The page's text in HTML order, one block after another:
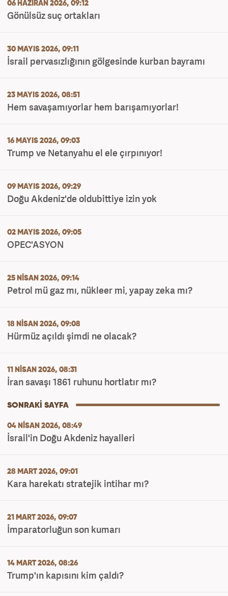
06 HAZIRAN 2026, 09:12
Gönülsüz suç ortakları
30 MAYIS 2026, 09:11
İsrail pervasızlığının gölgesinde kurban bayramı ​
23 MAYIS 2026, 08:51
Hem savaşamıyorlar hem barışamıyorlar!
16 MAYIS 2026, 09:03
Trump ve Netanyahu el ele çırpınıyor!
09 MAYIS 2026, 09:29
Doğu Akdeniz'de oldubittiye izin yok
02 MAYIS 2026, 09:05
OPEC'ASYON
25 NISAN 2026, 09:14
Petrol mü gaz mı, nükleer mi, yapay zeka mı?
18 NISAN 2026, 09:08
Hürmüz açıldı şimdi ne olacak?
11 NISAN 2026, 08:31
İran savaşı 1861 ruhunu hortlatır mı?
04 NISAN 2026, 08:49
İsrail'in Doğu Akdeniz hayalleri
28 MART 2026, 09:01
Kara harekatı stratejik intihar mı?
21 MART 2026, 09:07
İmparatorluğun son kumarı
14 MART 2026, 08:26
Trump'ın kapısını kim çaldı?